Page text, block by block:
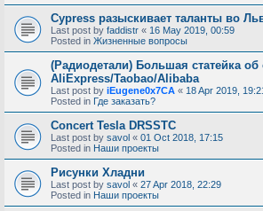
Cypress разыскивает таланты во
Last post by faddistr « 16 May 2019, 00:59
Posted in Жизненные вопросы
(Радиодетали) Большая статейка об
AliExpress/Taobao/Alibaba
Last post by iEugene0x7CA « 18 Apr 2019,
Posted in Где заказать?
Concert Tesla DRSSTC
Last post by savol « 01 Oct 2018, 17:15
Posted in Наши проекты
Рисунки Хладни
Last post by savol « 27 Apr 2018, 22:29
Posted in Наши проекты